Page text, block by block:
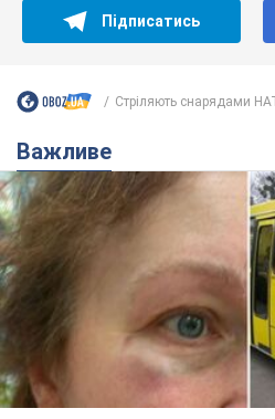
Підписатись
Стріляють снарядами
Важливе